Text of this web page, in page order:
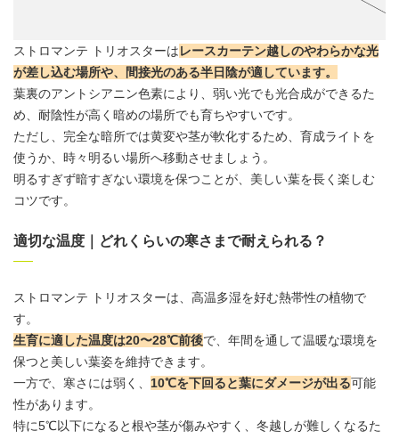
ストロマンテ トリオスターはレースカーテン越しのやわらかな光
が差し込む場所や、間接光のある半日陰が適しています。
葉裏のアントシアニン色素により、弱い光でも光合成ができるた
め、耐陰性が高く暗めの場所でも育ちやすいです。
ただし、完全な暗所では黄変や茎が軟化するため、 育成ライト を
使うか、時々明るい場所へ移動させましょう。
明るすぎず暗すぎない環境を保つことが、美しい葉を長く楽しむ
コツです。
適切な温度｜どれくらいの寒さまで耐えられる？
ストロマンテ トリオスターは、高温多湿を好む熱帯性の植物で
す。
生育に適した温度は20〜28℃前後で、年間を通して温暖な環境を
保つと美しい葉姿を維持できます。
一方で、寒さには弱く、 10℃を下回ると葉にダメージが出る可能
性があります。
特に5℃以下になると根や茎が傷みやすく、冬越しが難しくなるた